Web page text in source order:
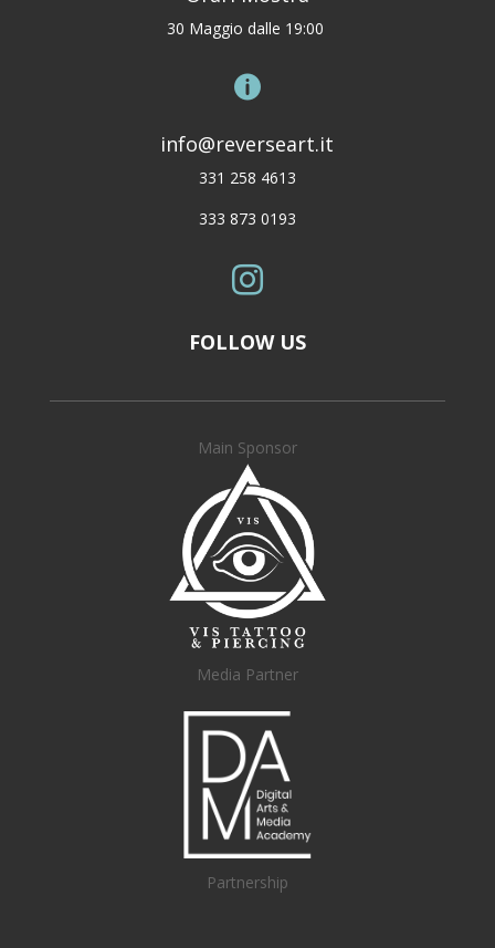
30 Maggio dalle 19:00

info@reverseart.it
331 258 4613
333 873 0193

FOLLOW US
Main Sponsor
Media Partner
Partnership